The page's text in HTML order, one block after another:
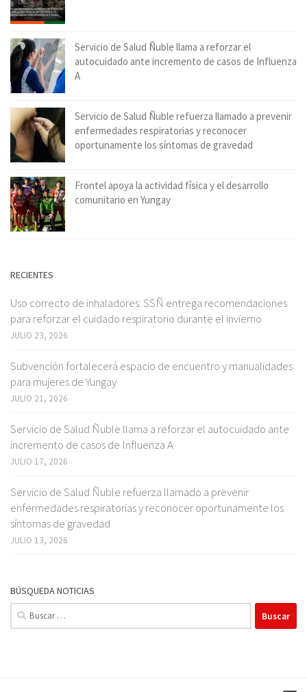
Servicio de Salud Ñuble llama a reforzar el
autocuidado ante incremento de casos de Influenza
A
Servicio de Salud Ñuble refuerza llamado a prevenir
enfermedades respiratorias y reconocer
oportunamente los síntomas de gravedad
Frontel apoya la actividad física y el desarrollo
comunitario en Yungay
RECIENTES
Uso correcto de inhaladores: SSÑ entrega recomendaciones
para reforzar el cuidado respiratorio durante el invierno
JULIO 23, 2026
Subvención fortalecerá espacio de encuentro y manualidades
para mujeres de Yungay
JULIO 21, 2026
Servicio de Salud Ñuble llama a reforzar el autocuidado ante
incremento de casos de Influenza A
JULIO 17, 2026
Servicio de Salud Ñuble refuerza llamado a prevenir
enfermedades respiratorias y reconocer oportunamente los
síntomas de gravedad
JULIO 13, 2026
BÚSQUEDA NOTICIAS
Buscar: